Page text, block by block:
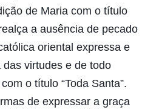
de Maria com o título
a ausência de pecado
oriental expressa e
virtudes e de todo
o título “Toda Santa”.
de expressar a graça